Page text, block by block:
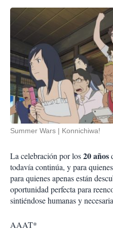
Summer Wars Konnichiwa!
La celebración por los20 años
todavía continúa, y para
para quienes apenas están
oportunidad perfecta para
sintiéndose humanas y
AAAT*